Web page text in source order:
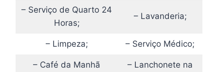
– Serviço de Quarto 24
Horas;
– Lavanderia;
– Limpeza; – Serviço Médico;
– Café da Manhã
– Lanchonete na